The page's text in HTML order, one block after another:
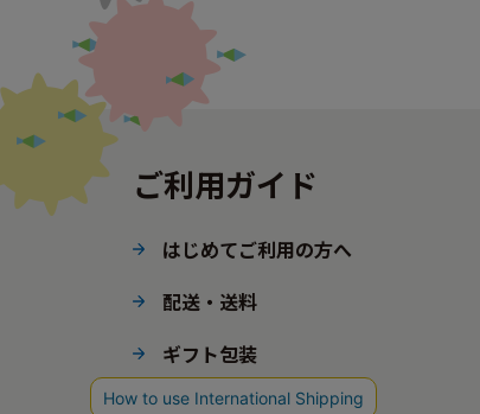
ご利用ガイド
はじめてご利用の方へ
配送・送料
ギフト包装
ポイント・会員ステージ